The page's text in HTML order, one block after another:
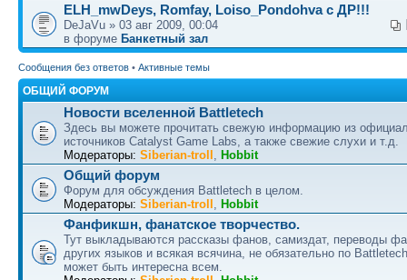
ELH_mwDeys, Romfay, Loiso_Pondohva с ДР!!!
DeJaVu » 03 авг 2009, 00:04
в форуме Банкетный зал
Сообщения без ответов • Активные темы
ОБЩИЙ ФОРУМ
Новости вселенной Battletech
Здесь вы можете прочитать свежую информацию из
источников Catalyst Game Labs, а также свежие слухи и т.д.
Модераторы: Siberian-troll Hobbit
Общий форум
Форум для обсуждения Battletech в целом.
Модераторы: Siberian-troll Hobbit
Фанфикшн, фанатское творчество.
Тут выкладываются рассказы фанов, самиздат, переводы
других языков и всякая всячина, не обязательно по
может быть интересна всем.